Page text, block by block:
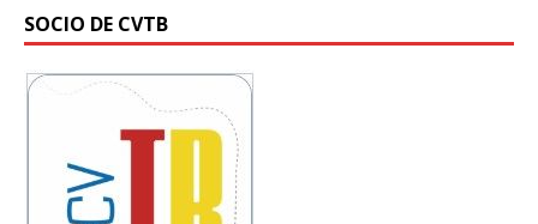
SOCIO DE CVTB